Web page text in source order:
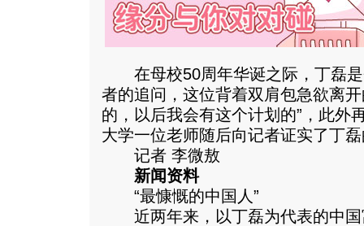
在母校50周年华诞之际，丁磊是
者的追问，这位背着双肩包急欲离
的，以后我会有这个计划的”，此外
大学一位老师随后向记者证实了丁
记者 李微敖
新闻资料
“最慷慨的中国人”
近两年来，以丁磊为代表的中国